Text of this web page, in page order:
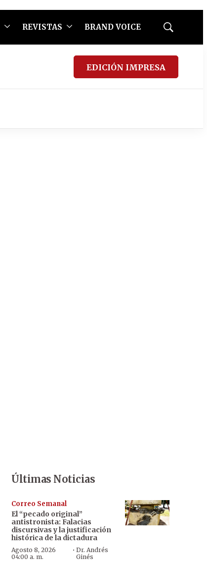
REVISTAS BRAND VOICE
Mostrar
EDICIÓN IMPRESA
Últimas Noticias
Correo Semanal
El “pecado original”
antistronista: Falacias
discursivas y la justificación
histórica de la dictadura
Agosto 8, 2026
04:00 a. m.
·Dr. Andrés
Ginés